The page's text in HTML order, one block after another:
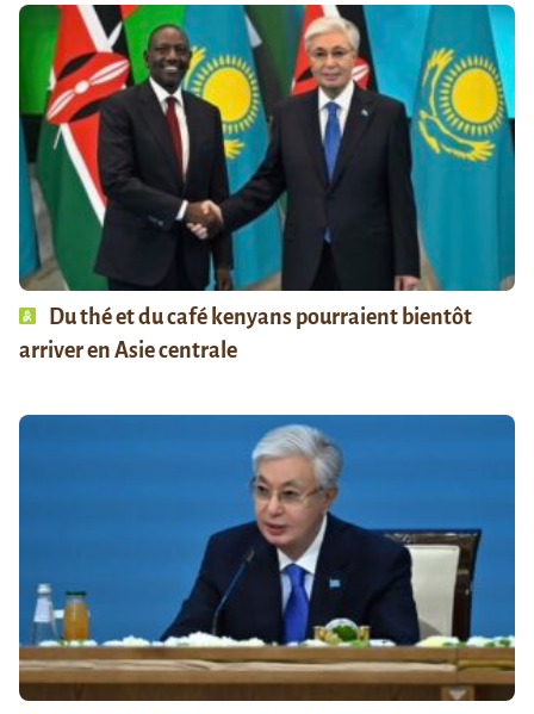
Du thé et du café kenyans pourraient bientôt
arriver en Asie centrale